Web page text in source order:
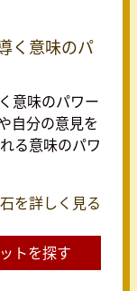
く意味のパ
意味のパワー
自分の意見を
る意味のパワ
を詳しく見る
トを探す